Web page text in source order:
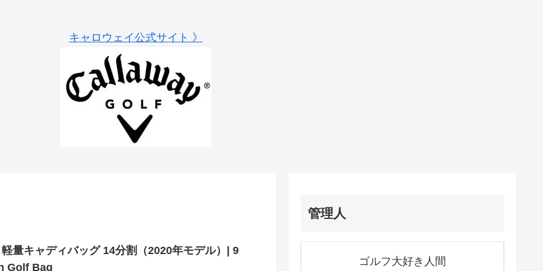
キャロウェイ公式サイト 》
量キャディバッグ 14分割（2020年モデル）| 9
Golf Bag
管理人
ゴルフ大好き人間